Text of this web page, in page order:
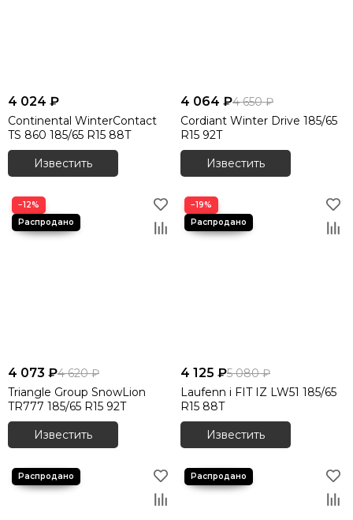
4 024 ₽
Continental WinterContact
TS 860 185/65 R15 88T
Известить
4 064 ₽4 650 ₽
Cordiant Winter Drive 185/65
R15 92T
Известить
−12%
4 073 ₽4 620 ₽
Triangle Group SnowLion
TR777 185/65 R15 92T
Известить
−19%
4 125 ₽5 080 ₽
Laufenn i FIT IZ LW51 185/65
R15 88T
Известить